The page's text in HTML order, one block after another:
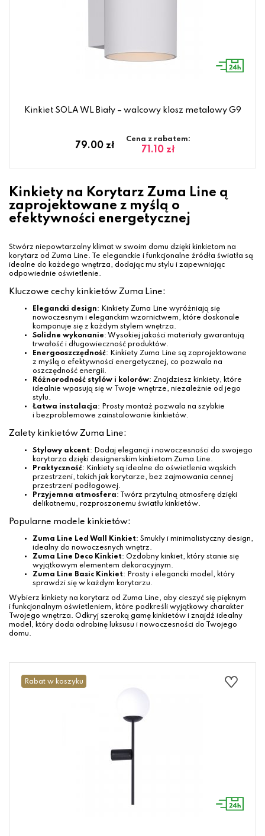
Kinkiet SOLA WL Biały – walcowy klosz metalowy G9
79.00 zł
Cena z rabatem:
71.10 zł
Kinkiety na Korytarz Zuma Line ą
zaprojektowane z myślą o
efektywności energetycznej
Stwórz niepowtarzalny klimat w swoim domu dzięki kinkietom na
korytarz od Zuma Line. Te eleganckie i funkcjonalne źródła światła są
idealne do każdego wnętrza, dodając mu stylu i zapewniając
odpowiednie oświetlenie.
Kluczowe cechy kinkietów Zuma Line:
Elegancki design: Kinkiety Zuma Line wyróżniają się
nowoczesnym i eleganckim wzornictwem, które doskonale
komponuje się z każdym stylem wnętrza.
Solidne wykonanie: Wysokiej jakości materiały gwarantują
trwałość i długowieczność produktów.
Energooszczędność: Kinkiety Zuma Line są zaprojektowane
z myślą o efektywności energetycznej, co pozwala na
oszczędność energii.
Różnorodność stylów i kolorów: Znajdziesz kinkiety, które
idealnie wpasują się w Twoje wnętrze, niezależnie od jego
stylu.
Łatwa instalacja: Prosty montaż pozwala na szybkie
i bezproblemowe zainstalowanie kinkietów.
Zalety kinkietów Zuma Line:
Stylowy akcent: Dodaj elegancji i nowoczesności do swojego
korytarza dzięki designerskim kinkietom Zuma Line.
Praktyczność: Kinkiety są idealne do oświetlenia wąskich
przestrzeni, takich jak korytarze, bez zajmowania cennej
przestrzeni podłogowej.
Przyjemna atmosfera: Twórz przytulną atmosferę dzięki
delikatnemu, rozproszonemu światłu kinkietów.
Popularne modele kinkietów:
Zuma Line Led Wall Kinkiet: Smukły i minimalistyczny design,
idealny do nowoczesnych wnętrz.
Zuma Line Deco Kinkiet: Ozdobny kinkiet, który stanie się
wyjątkowym elementem dekoracyjnym.
Zuma Line Basic Kinkiet: Prosty i elegancki model, który
sprawdzi się w każdym korytarzu.
Wybierz kinkiety na korytarz od Zuma Line, aby cieszyć się pięknym
i funkcjonalnym oświetleniem, które podkreśli wyjątkowy charakter
Twojego wnętrza. Odkryj szeroką gamę kinkietów i znajdź idealny
model, który doda odrobinę luksusu i nowoczesności do Twojego
domu.
Rabat w koszyku